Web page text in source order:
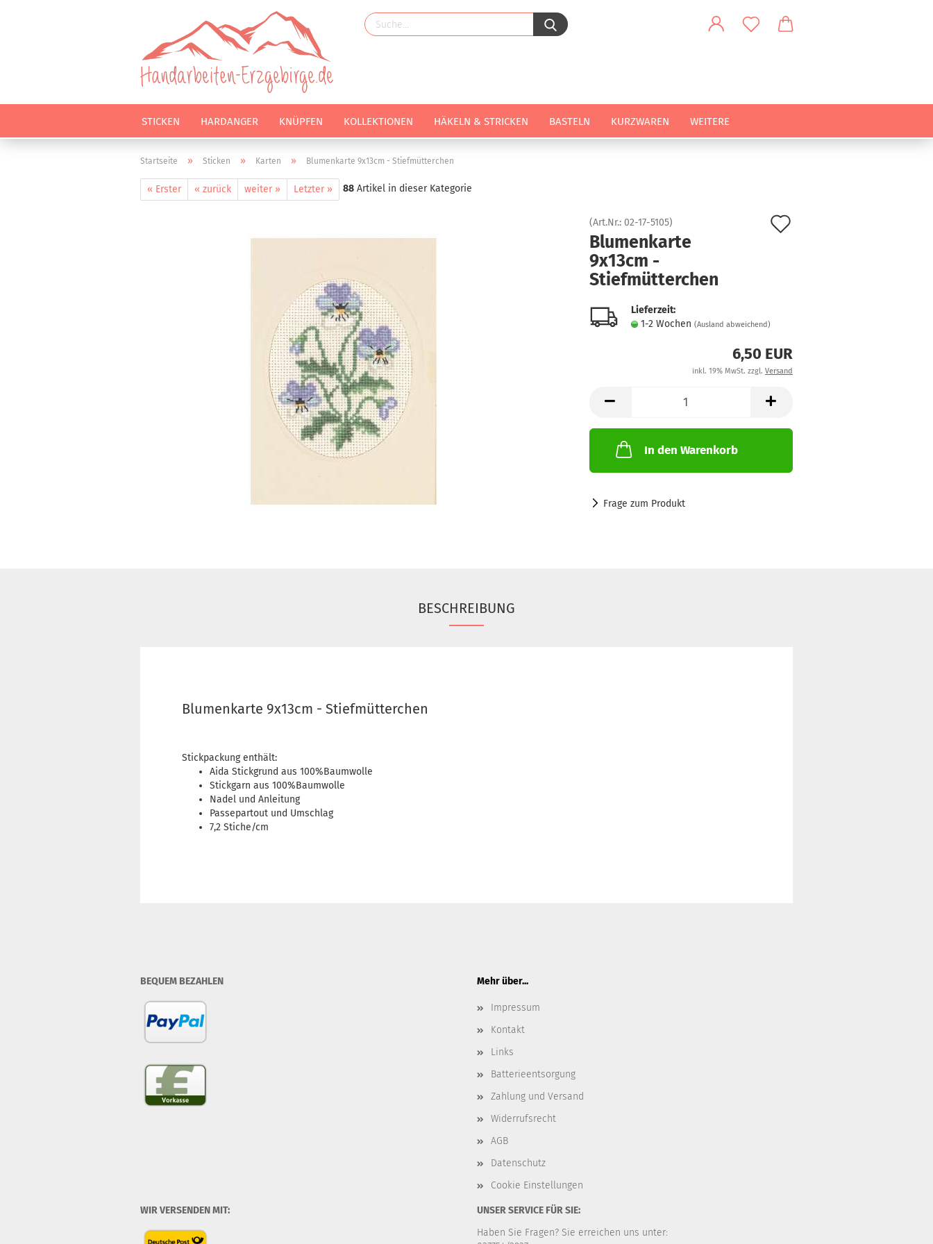
STICKEN HARDANGER KNÜPFEN KOLLEKTIONEN HÄKELN & STRICKEN BASTELN KURZWAREN WEITERE
Startseite » Sticken » Karten » Blumenkarte 9x13cm - Stiefmütterchen
« Erster « zurück weiter » Letzter » 88 Artikel in dieser Kategorie
(Art.Nr.: 02-17-5105)
Blumenkarte
9x13cm -
Stiefmütterchen
Lieferzeit:
1-2 Wochen (Ausland abweichend)
6,50 EUR
inkl. 19% MwSt. zzgl. Versand
In den Warenkorb
Frage zum Produkt
BESCHREIBUNG
Blumenkarte 9x13cm - Stiefmütterchen
Stickpackung enthält:
Aida Stickgrund aus 100%Baumwolle
Stickgarn aus 100%Baumwolle
Nadel und Anleitung
Passepartout und Umschlag
7,2 Stiche/cm
BEQUEM BEZAHLEN Mehr über...
Impressum
Kontakt
Links
Batterieentsorgung
Zahlung und Versand
Widerrufsrecht
AGB
Datenschutz
Cookie Einstellungen
WIR VERSENDEN MIT:
UNSER SERVICE FÜR SIE:
Haben Sie Fragen? Sie erreichen uns unter: